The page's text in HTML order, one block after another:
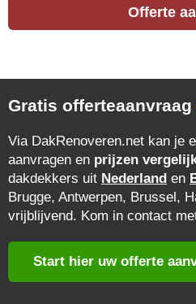
Offerte
Gratis offerteaanvraag
Via DakRenoveren.net kan je
aanvragen en prijzen
dakdekkers uit Nederland en
Brugge, Antwerpen, Brussel,
vrijblijvend. Kom in contact
Start hier uw offerte